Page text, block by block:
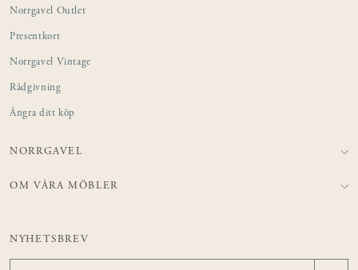
Norrgavel Outlet
Presentkort
Norrgavel Vintage
Rådgivning
Ångra ditt köp
NORRGAVEL
OM VÅRA MÖBLER
NYHETSBREV